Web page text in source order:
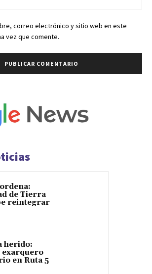
correo electrónico y sitio web en este
vez que comente.
de Tierra
reintegrar
herido:
exarquero
en Ruta 5